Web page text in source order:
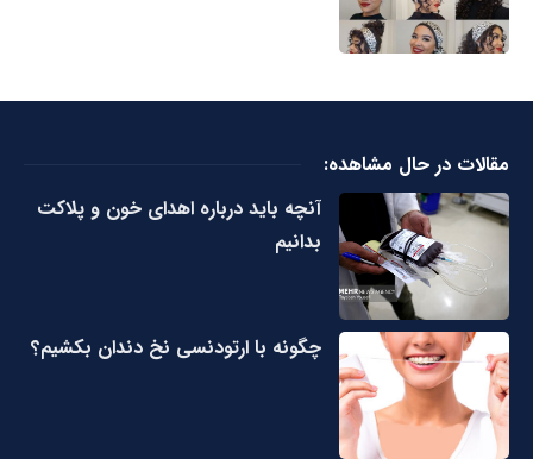
مقالات در حال مشاهده:
آنچه باید درباره اهدای خون و پلاکت
بدانیم
چگونه با ارتودنسی نخ دندان بکشیم؟